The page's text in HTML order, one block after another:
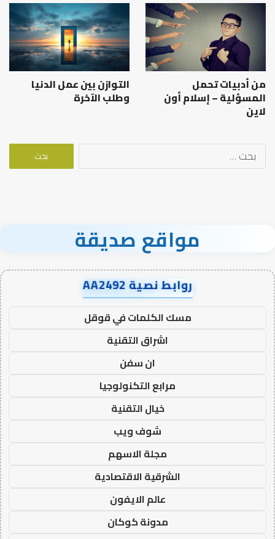
من أدبيات تحمل
المسؤلية – إسلام أون
لاين
التوازن بين عمل الدنيا
وطلب الآخرة
البحث
مواقع صديقة
روابط نصية AA2492
مسك الكلمات في قوقل
اشراق التقنية
ان سفن
مرابع التكنولوجيا
خيال التقنية
شوف ويب
مجلة الاسهم
الشرقية الاقتصادية
عالم الايفون
مدونة كوكان